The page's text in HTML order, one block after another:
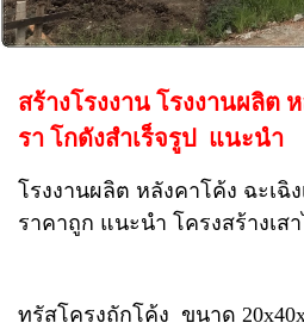
สร้างโรงงาน โรงงานผลิต
รา โกดังสำเร็จรูป แนะนำ
โรงงานผลิต หลังคาโค้ง ฉะเฉิง
ราคาถูก แนะนำ โครงสร้างเส
ทรัสโครงถักโค้ง ขนาด